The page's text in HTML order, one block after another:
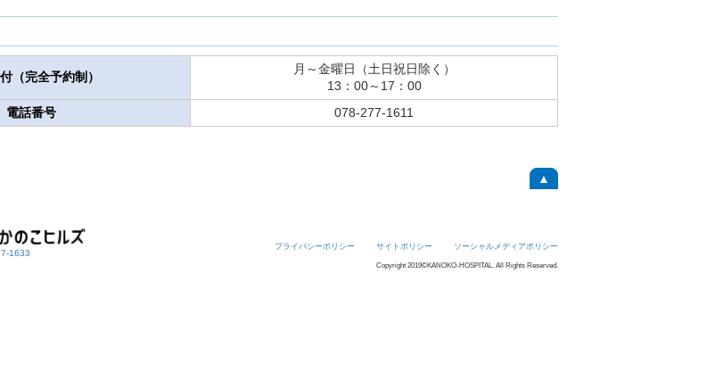
（完全予約制）
月～金曜日（土日祝日除く）
13：00～17：00
電話番号
078-277-1611
▲
1633
プライバシーポリシー サイトポリシー ソーシャルメディアポリシー
Copyright 2019©KANOKO-HOSPITAL. All Rights Reserved.